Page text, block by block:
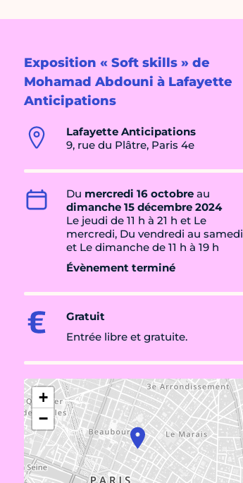
Exposition « Soft skills » de
Mohamad Abdouni à Lafayette
Anticipations
Lafayette Anticipations
9, rue du Plâtre, Paris 4e
Du mercredi 16 octobre au
dimanche 15 décembre 2024
Le jeudi de 11 h à 21 h et Le
mercredi, Du vendredi au samedi
et Le dimanche de 11 h à 19 h
Évènement terminé
Gratuit
Entrée libre et gratuite.
+
−